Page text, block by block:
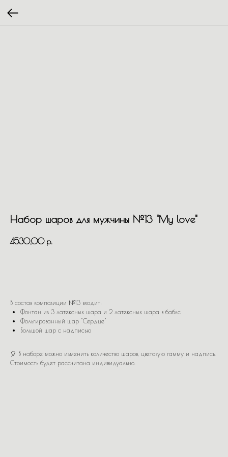
Набор шаров для мужчины №13 "My love"
4530,00 р.
В состав композиции №13 входит:
Фонтан из 3 латексных шара и 2 латексных шара в баблс
Фольгированный шар "Сердце"
Большой шар с надписью
🎈 В наборе можно изменить количество шаров, цветовую гамму и надпись.
Стоимость будет рассчитана индивидуально.